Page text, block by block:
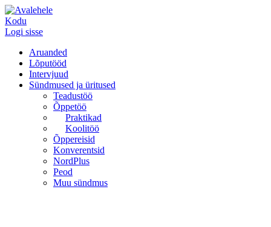
Kodu
Logi sisse
Aruanded
Lõputööd
Intervjuud
Sündmused ja üritused
Teadustöö
Õppetöö
Praktikad
Koolitöö
Õppereisid
Konverentsid
NordPlus
Peod
Muu sündmus